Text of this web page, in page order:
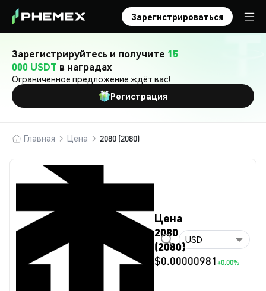
Зарегистрироваться
Зарегистрируйтесь и получите 15
000 USDT в наградах
Ограниченное предложение ждёт вас!
Регистрация
Главная Цена 2080 (2080)
Цена
2080
(2080)
$0.00000981 +0.00%
USD